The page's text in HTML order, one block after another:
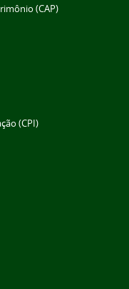
(CAP)
(CPI)